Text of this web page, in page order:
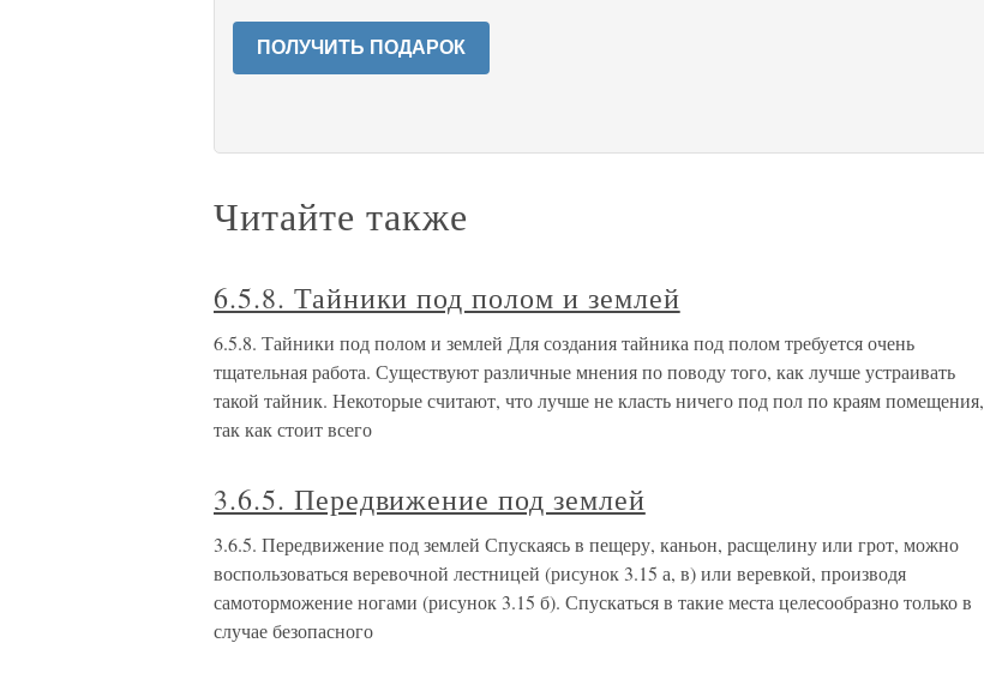
ПОЛУЧИТЬ ПОДАРОК
Читайте также
6.5.8. Тайники под полом и землей
6.5.8. Тайники под полом и землей Для создания тайника под полом требуется очень
тщательная работа. Существуют различные мнения по поводу того, как лучше устраивать
такой тайник. Некоторые считают, что лучше не класть ничего под пол по краям помещения,
так как стоит всего
3.6.5. Передвижение под землей
3.6.5. Передвижение под землей Спускаясь в пещеру, каньон, расщелину или грот, можно
воспользоваться веревочной лестницей (рисунок 3.15 а, в) или веревкой, производя
самоторможение ногами (рисунок 3.15 б). Спускаться в такие места целесообразно только в
случае безопасного